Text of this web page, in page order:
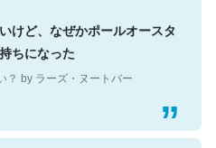
けど、なぜかポールオースタ
ちになった